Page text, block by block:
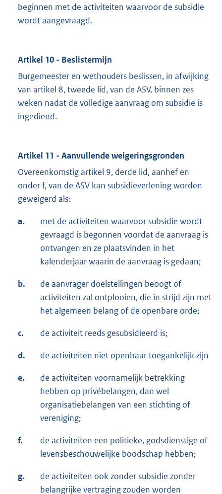
beginnen met de activiteiten waarvoor de subsidie
wordt aangevraagd.
Artikel 10 - Beslistermijn
Burgemeester en wethouders beslissen, in afwijking
van artikel 8, tweede lid, van de ASV, binnen zes
weken nadat de volledige aanvraag om subsidie is
ingediend.
Artikel 11 - Aanvullende weigeringsgronden
Overeenkomstig artikel 9, derde lid, aanhef en
onder f, van de ASV kan subsidieverlening worden
geweigerd als:
a.
met de activiteiten waarvoor subsidie wordt
gevraagd is begonnen voordat de aanvraag is
ontvangen en ze plaatsvinden in het
kalenderjaar waarin de aanvraag is gedaan;
b.
de aanvrager doelstellingen beoogt of
activiteiten zal ontplooien, die in strijd zijn met
het algemeen belang of de openbare orde;
c. de activiteit reeds gesubsidieerd is;
d. de activiteiten niet openbaar toegankelijk zijn
e.
de activiteiten voornamelijk betrekking
hebben op privébelangen, dan wel
organisatiebelangen van een stichting of
vereniging;
f.
de activiteiten een politieke, godsdienstige of
levensbeschouwelijke boodschap hebben;
g.
de activiteiten ook zonder subsidie zonder
belangrijke vertraging zouden worden